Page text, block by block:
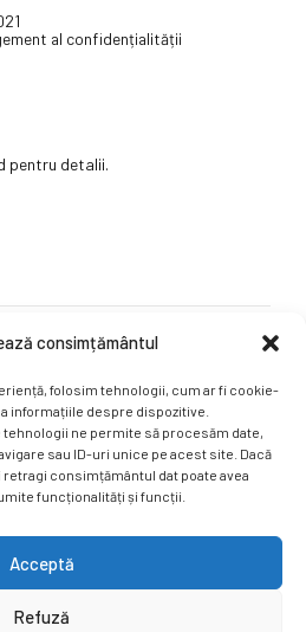
consimțământul
folosim tehnologii, cum ar fi cookie-
informațiile despre dispozitive.
ne permite să procesăm date,
sau ID-uri unice pe acest site. Dacă
consimțământul dat poate avea
funcționalități și funcții.
Acceptă
Refuză
al confidențialității
pentru detalii.